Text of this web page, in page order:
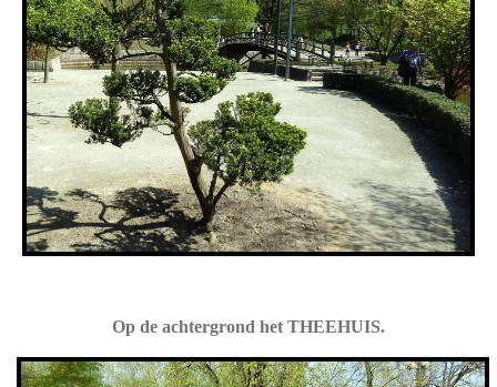
Op de achtergrond het THEEHUIS.